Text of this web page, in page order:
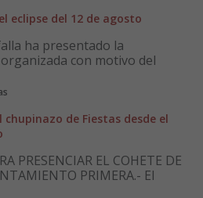
eclipse del 12 de agosto
ha presentado la
con motivo del
de Fiestas desde el
PRESENCIAR EL COHETE DE
PRIMERA.- El